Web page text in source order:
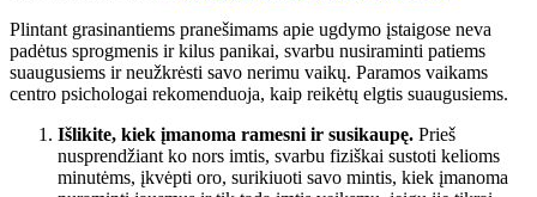
Plintant grasinantiems pranešimams apie ugdymo įstaigose neva
padėtus sprogmenis ir kilus panikai, svarbu nusiraminti patiems
suaugusiems ir neužkrėsti savo nerimu vaikų. Paramos vaikams
centro psichologai rekomenduoja, kaip reikėtų elgtis suaugusiems.
Išlikite, kiek įmanoma ramesni ir susikaupę. Prieš
nusprendžiant ko nors imtis, svarbu fiziškai sustoti kelioms
minutėms, įkvėpti oro, surikiuoti savo mintis, kiek įmanoma